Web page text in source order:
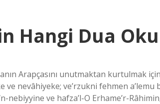
Hangi Dua
Arapçasını unutmaktan kurtulmak
nevâhiyeke; ve’rzukni fehmen a’lemu
nebiyyine ve hafza’l-O Erhame’r-